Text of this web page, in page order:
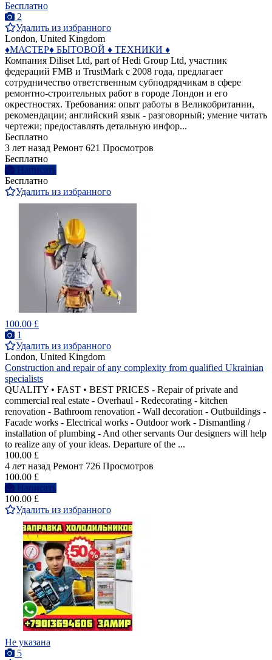
Бесплатно
2
Удалить из избранного
London, United Kingdom
♦️МАСТЕР♦️ БЫТОВОЙ ♦️ ТЕХНИКИ ♦️
Компания Diliset Ltd, part of Hedi Group Ltd, участник
федераций FMB и TrustMark c 2008 года, предлагает
сотрудничество ответственным субподрядчикам в сфере
ремонтно-строительных работ в городе Лондон и его
окрестностях. Требования: опыт работы в Великобритании,
рекомендации; английский язык - разговорный; умение читать
чертежи; предоставлять детальную инфор...
Бесплатно
3 лет назад Ремонт 621 Просмотров
Бесплатно
Написать
Бесплатно
Удалить из избранного
100.00 £
1
Удалить из избранного
London, United Kingdom
Construction and repair of any complexity from qualified Ukrainian
specialists
QUALITY • FAST • BEST PRICES - Repair of private and
commercial real estate - Overhaul - Redecorating - kitchen
renovation - Bathroom renovation - Wall decoration - Outbuildings -
Facade works - Electrical works - Outdoor work - Dismantling /
installation of plumbing - And other servants Our designers will help
to realize any of your ideas. Departure of the ...
100.00 £
4 лет назад Ремонт 726 Просмотров
100.00 £
Написать
100.00 £
Удалить из избранного
Не указана
5